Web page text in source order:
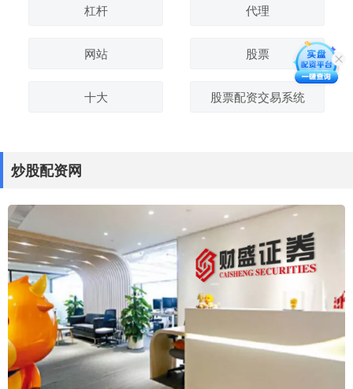
杠杆 代理
网站 股票
十大 股票配资交易系统
炒股配资网